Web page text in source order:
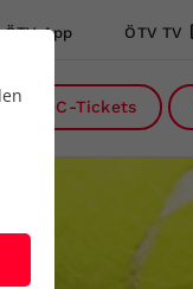
ÖTV App ÖTV TV
DC-Tickets